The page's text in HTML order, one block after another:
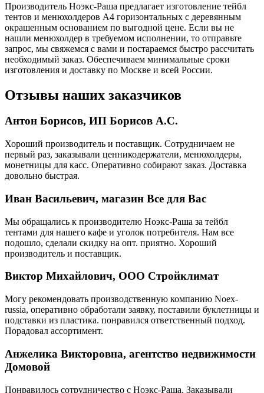
Производитель Ноэкс-Раша предлагает изготовление тейбл
тентов и менюхолдеров А4 горизонтальных с деревянным
окрашенным основанием по выгодной цене. Если вы не
нашли менюхолдер в требуемом исполнении, то отправьте
запрос, мы свяжемся с вами и постараемся быстро рассчитать
необходимый заказ. Обеспечиваем минимальные сроки
изготовления и доставку по Москве и всей России.
Отзывы наших заказчиков
Антон Борисов, ИП Борисов А.С.
Хороший производитель и поставщик. Сотрудничаем не
первый раз, заказывали ценникодержатели, менюхолдеры,
монетницы для касс. Оперативно собирают заказ. Доставка
довольно быстрая.
Иван Васильевич, магазин Все для Вас
Мы обращались к производителю Ноэкс-Раша за тейбл
тентами для нашего кафе и уголок потребителя. Нам все
подошло, сделали скидку на опт. приятно. Хороший
производитель и поставщик.
Виктор Михайлович, ООО Стройклимат
Могу рекомендовать производственную компанию Noex-
russia, оперативно обработали заявку, поставили буклетницы и
подставки из пластика. понравился ответственный подход.
Порадовал ассортимент.
Анжелика Викторовна, агентство недвижимости
Домовой
Понравилось сотрудничество с Ноэкс-Раша. Заказывали